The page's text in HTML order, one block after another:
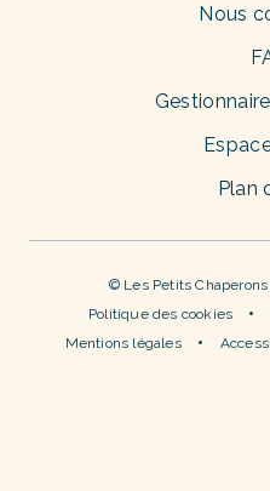
Nous
Plan
© Les Petits
Politique des cookies
Mentions légales